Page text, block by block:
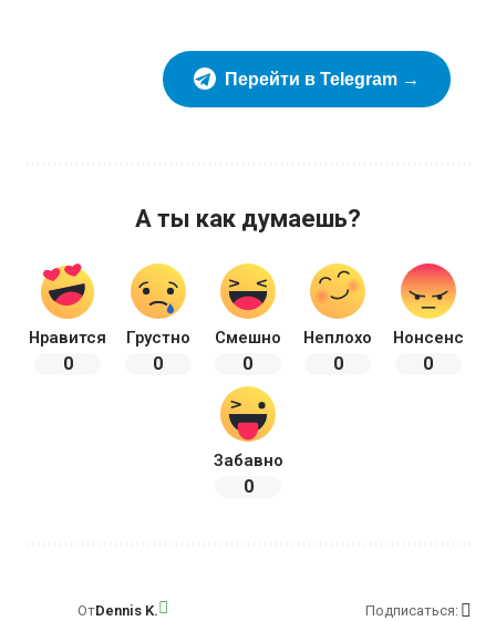
Перейти в Telegram →
А ты как думаешь?
Нравится
0
Грустно
0
Смешно
0
Неплохо
0
Нонсенс
0
Забавно
0
ОтDennis K. Подписаться: